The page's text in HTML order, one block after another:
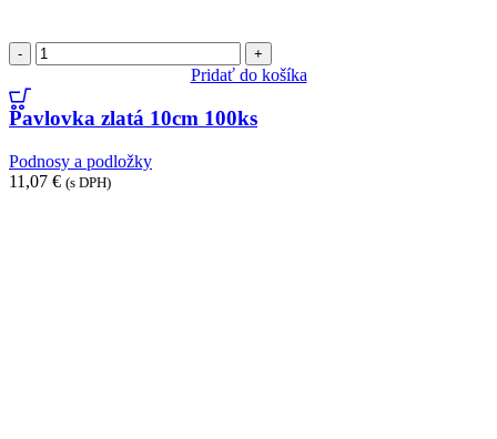
množstvo
Pavlovka
10cm
100ks
Pridať do košíka
Pavlovka zlatá 10cm 100ks
Podnosy a podložky
11,07 € (s DPH)